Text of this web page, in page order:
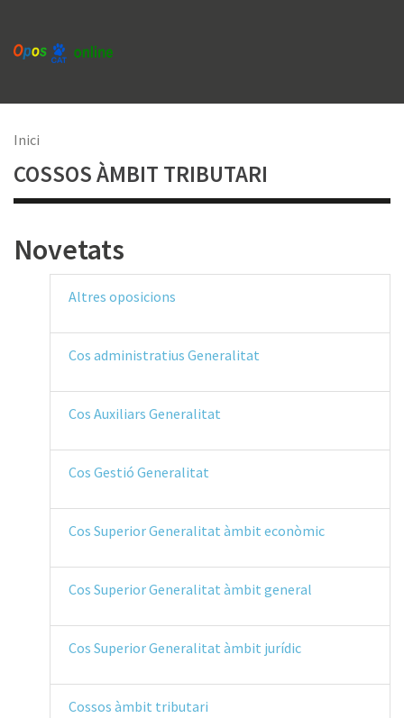
contingut
Fil
d'Ariadna
Inici
COSSOS ÀMBIT TRIBUTARI
Novetats
Altres oposicions
Cos administratius Generalitat
Cos Auxiliars Generalitat
Cos Gestió Generalitat
Cos Superior Generalitat àmbit econòmic
Cos Superior Generalitat àmbit general
Cos Superior Generalitat àmbit jurídic
Cossos àmbit tributari